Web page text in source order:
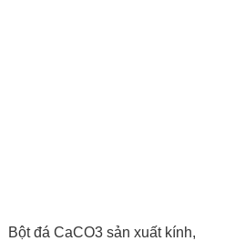
Bột đá CaCO3 sản xuất kính,